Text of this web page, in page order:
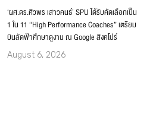
‘ผศ.ดร.ศิวพร เสาวคนธ์’ SPU ได้รับคัดเลือกเป็น
1 ใน 11 “High Performance Coaches” เตรียม
บินลัดฟ้าศึกษาดูงาน ณ Google สิงคโปร์
August 6, 2026